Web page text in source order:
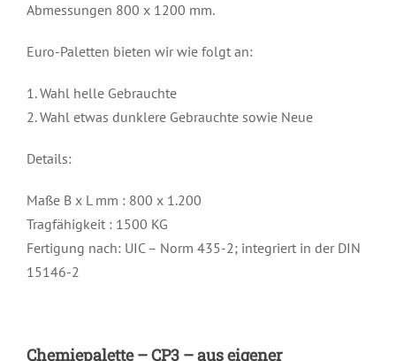
Abmessungen 800 x 1200 mm.
Euro-Paletten bieten wir wie folgt an:
1. Wahl helle Gebrauchte
2. Wahl etwas dunklere Gebrauchte sowie Neue
Details:
Maße B x L mm : 800 x 1.200
Tragfähigkeit : 1500 KG
Fertigung nach: UIC – Norm 435-2; integriert in der DIN
15146-2
Chemiepalette – CP3 – aus eigener